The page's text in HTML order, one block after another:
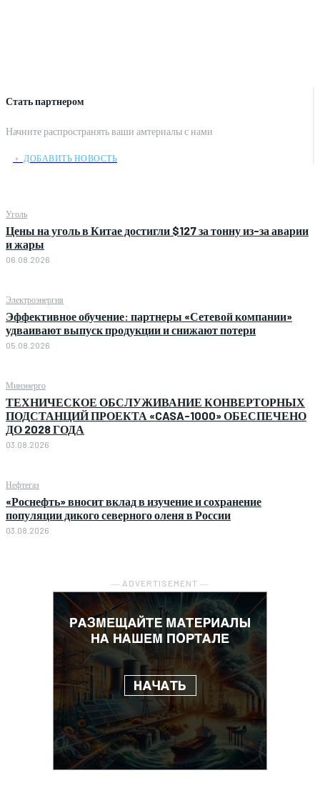
Стать партнером
Начните распространять ваши амтериалы с нами
﹢ ДОБАВИТЬ НОВОСТЬ
Уголь
Цены на уголь в Китае достигли $127 за тонну из-за аварии
и жары
06.08.2026
Электроэнергия
Эффективное обучение: партнеры «Сетевой компании»
удваивают выпуск продукции и снижают потери
05.08.2026
Минэнерго
ТЕХНИЧЕСКОЕ ОБСЛУЖИВАНИЕ КОНВЕРТОРНЫХ
ПОДСТАНЦИЙ ПРОЕКТА «CASA-1000» ОБЕСПЕЧЕНО
ДО 2028 ГОДА
03.08.2026
Нефтегаз
«Роснефть» вносит вклад в изучение и сохранение
популяции дикого северного оленя в России
03.08.2026
― ADVERTISEMENT ―